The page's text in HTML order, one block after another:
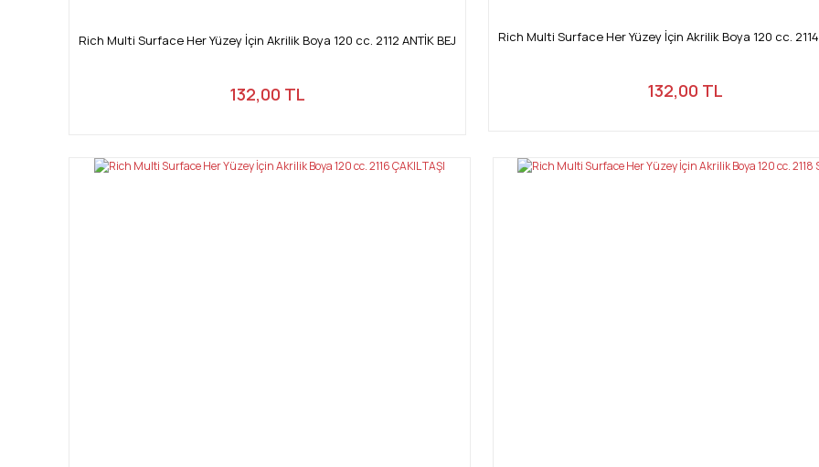
Rich Multi Surface Her Yüzey İçin Akrilik Boya 120 cc. 2112 ANTİK BEJ
132,00 TL
Rich Multi Surface Her Yüzey İçin Akrilik Boya 120 cc. 2114
132,00 TL